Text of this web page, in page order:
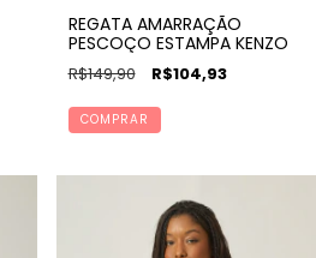
REGATA AMARRAÇÃO
PESCOÇO ESTAMPA KENZO
R$149,90 R$104,93
COMPRAR